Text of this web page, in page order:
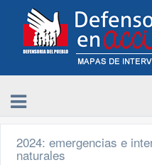
2024: emergencias e
naturales